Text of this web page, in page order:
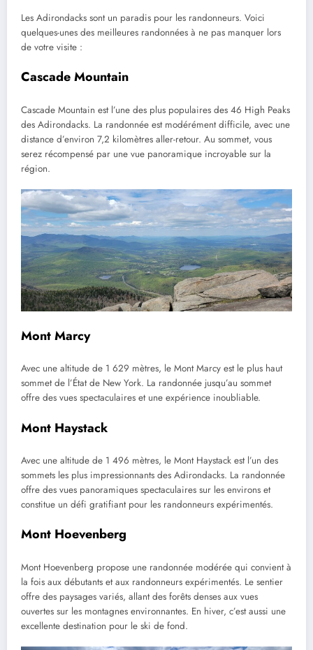
Les Adirondacks sont un paradis pour les randonneurs. Voici
quelques-unes des meilleures randonnées à ne pas manquer lors
de votre visite :
Cascade Mountain
Cascade Mountain est l’une des plus populaires des 46 High Peaks
des Adirondacks. La randonnée est modérément difficile, avec une
distance d’environ 7,2 kilomètres aller-retour. Au sommet, vous
serez récompensé par une vue panoramique incroyable sur la
région.
Mont Marcy
Avec une altitude de 1 629 mètres, le Mont Marcy est le plus haut
sommet de l’État de New York. La randonnée jusqu’au sommet
offre des vues spectaculaires et une expérience inoubliable.
Mont Haystack
Avec une altitude de 1 496 mètres, le Mont Haystack est l’un des
sommets les plus impressionnants des Adirondacks. La randonnée
offre des vues panoramiques spectaculaires sur les environs et
constitue un défi gratifiant pour les randonneurs expérimentés.
Mont Hoevenberg
Mont Hoevenberg propose une randonnée modérée qui convient à
la fois aux débutants et aux randonneurs expérimentés. Le sentier
offre des paysages variés, allant des forêts denses aux vues
ouvertes sur les montagnes environnantes. En hiver, c’est aussi une
excellente destination pour le ski de fond.